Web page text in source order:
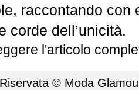
raccontando con
corde dell’unicità.
l'articolo
© Moda